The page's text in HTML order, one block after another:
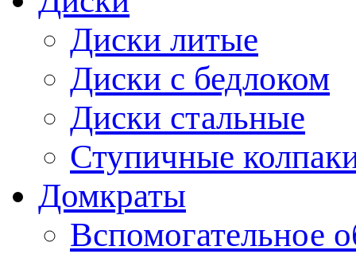
Диски литые
Диски с бедлоком
Диски стальные
Ступичные
Домкраты
Вспомогательное